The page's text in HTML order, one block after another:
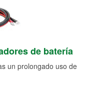
de batería
un prolongado uso de